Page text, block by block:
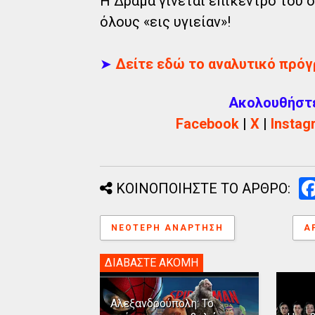
όλους «εις υγιείαν»!
➤ Δείτε εδώ το αναλυτικό
Facebook| X|
ΚΟΙΝΟΠΟΙΗΣΤΕ ΤΟ ΑΡΘΡΟ:
ΝΕΌΤΕΡΗ ΑΝΆΡΤΗΣΗ
ΔΙΑΒΑΣΤΕ ΑΚΟΜΗ
Αλεξανδρούπολη: Το